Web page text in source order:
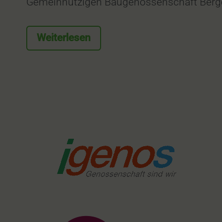
Weiterlesen